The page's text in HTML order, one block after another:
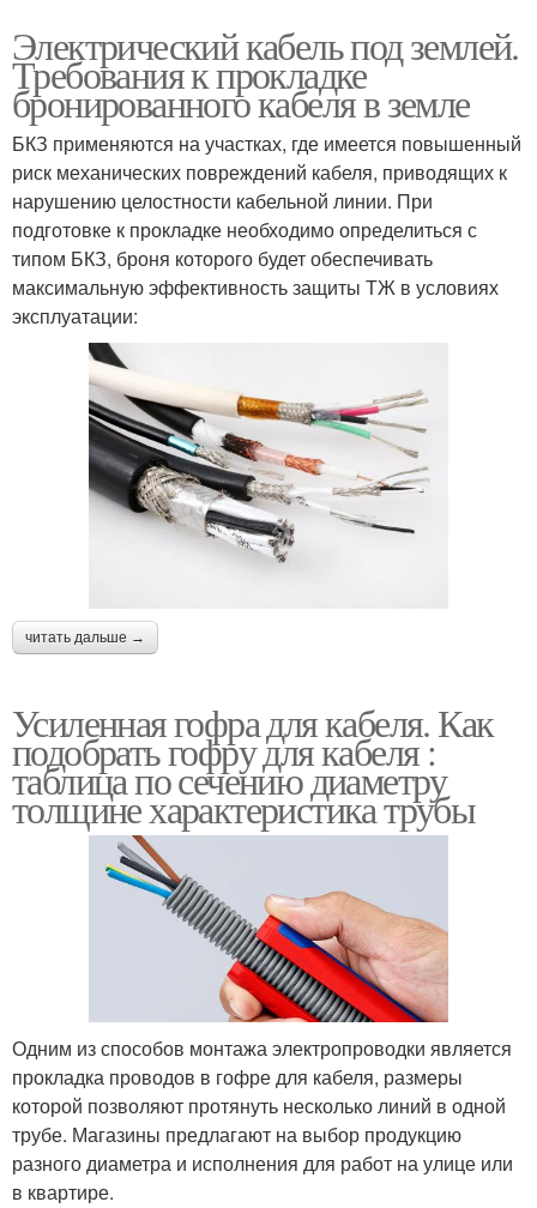
Электрический кабель под землей.
Требования к прокладке
бронированного кабеля в земле
БКЗ применяются на участках, где имеется повышенный
риск механических повреждений кабеля, приводящих к
нарушению целостности кабельной линии. При
подготовке к прокладке необходимо определиться с
типом БКЗ, броня которого будет обеспечивать
максимальную эффективность защиты ТЖ в условиях
эксплуатации:
читать дальше →
Усиленная гофра для кабеля. Как
подобрать гофру для кабеля :
таблица по сечению диаметру
толщине характеристика трубы
Одним из способов монтажа электропроводки является
прокладка проводов в гофре для кабеля, размеры
которой позволяют протянуть несколько линий в одной
трубе. Магазины предлагают на выбор продукцию
разного диаметра и исполнения для работ на улице или
в квартире.